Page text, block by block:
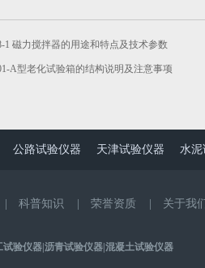
1 磁力搅拌器的用途和特点及技术参数
A型老化试验箱的结构说明及注意事项
公路试验仪器 天津试验仪器 水泥
科普知识 荣誉资质 关于我
试验仪器 沥青试验仪器 混凝土试验仪器